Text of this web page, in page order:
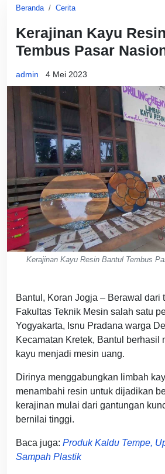
Beranda Cerita
Kerajinan Kayu
Tembus Pasar
admin 4 Mei 2023
Kerajinan Kayu Resin Bantul Tembus
Bantul, Koran Jogja – Berawal dari
Fakultas Teknik Mesin salah satu
Yogyakarta, Isnu Pradana warga
Kecamatan Kretek, Bantul berhasil
kayu menjadi mesin uang.
Dirinya menggabungkan limbah
menambahi resin untuk dijadikan
kerajinan mulai dari gantungan
bernilai tinggi.
Baca juga: Produk Kaldu Tempe,
Sampah Plastik